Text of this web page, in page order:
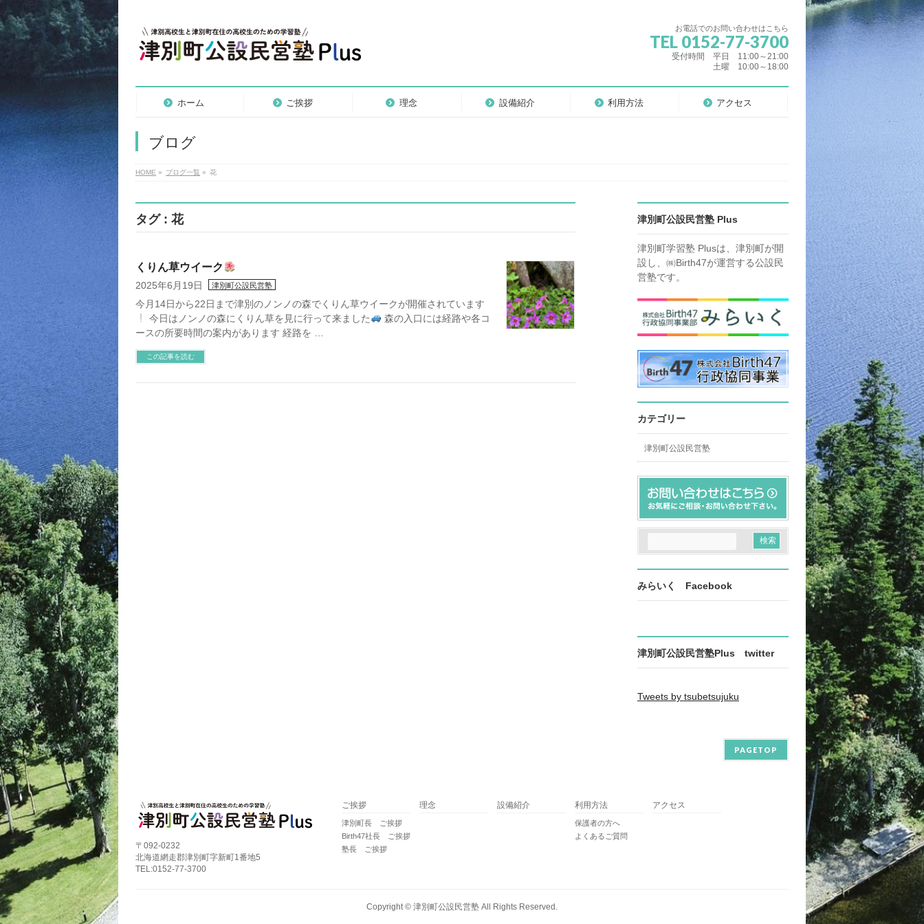
お電話でのお問い合わせはこちら
TEL 0152-77-3700
受付時間 平日 11:00～21:00
土曜 10:00～18:00
ホーム ご挨拶 理念 設備紹介 利用方法 アクセス
ブログ
HOME » ブログ一覧 » 花
タグ : 花
くりん草ウイーク
2025年6月19日 津別町公設民営塾
今月14日から22日まで津別のノンノの森でくりん草ウイークが開催されています
今日はノンノの森にくりん草を見に行って来ました
森の入口には経路や各コ
ースの所要時間の案内があります 経路を …
この記事を読む
津別町公設民営塾 Plus
津別町学習塾 Plusは、津別町が開
設し、㈱Birth47が運営する公設民
営塾です。
カテゴリー
津別町公設民営塾
みらいく Facebook
津別町公設民営塾Plus twitter
Tweets by tsubetsujuku
PAGETOP
〒092-0232
北海道網走郡津別町字新町1番地5
TEL:0152-77-3700
ご挨拶
津別町長 ご挨拶
Birth47社長 ご挨拶
塾長 ご挨拶
理念 設備紹介 利用方法
保護者の方へ
よくあるご質問
アクセス
Copyright © 津別町公設民営塾 All Rights Reserved.